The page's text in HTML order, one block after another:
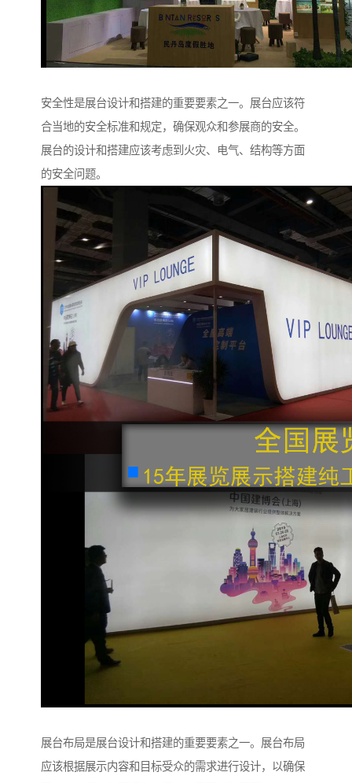
安全性是展台设计和搭建的重要要素之一。展台应该符
合当地的安全标准和规定，确保观众和参展商的安全。
展台的设计和搭建应该考虑到火灾、电气、结构等方面
的安全问题。
展台布局是展台设计和搭建的重要要素之一。展台布局
应该根据展示内容和目标受众的需求进行设计，以确保